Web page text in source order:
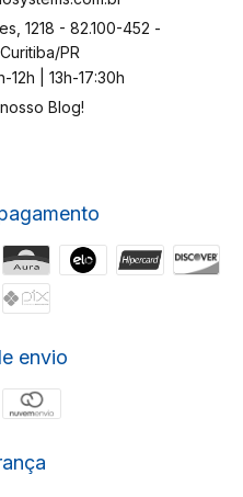
1218 - 82.100-452 -
PR
12h | 13h-17:30h
Blog!
envio